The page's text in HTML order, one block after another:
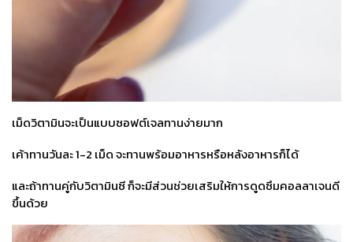
เม็ดวิตามินจะเป็นแบบซอฟต์เจลทานง่ายมาก
เค้าทานวันละ 1-2 เม็ด จะทานพร้อมอาหารหรือหลังอาหารก็ได้
และถ้าทานคู่กับวิตามินซี ก็จะมีส่วนช่วยเสริมให้การดูดซึมคอลลาเจนดี
ขึ้นด้วย